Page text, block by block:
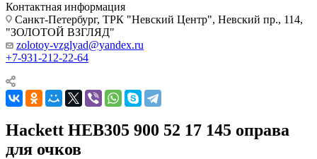
Контактная информация
Санкт-Петербург, ТРК "Невский Центр", Невский пр., 114,
"ЗОЛОТОЙ ВЗГЛЯД"
zolotoy-vzglyad@yandex.ru
+7-931-212-22-64
Hackett HEB305 900 52 17 145 оправа
для очков